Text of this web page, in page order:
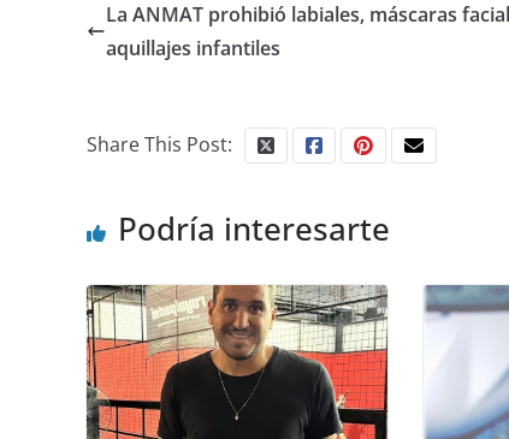
La ANMAT prohibió labiales, máscaras
aquillajes infantiles
Share This Post:
Podría interesarte